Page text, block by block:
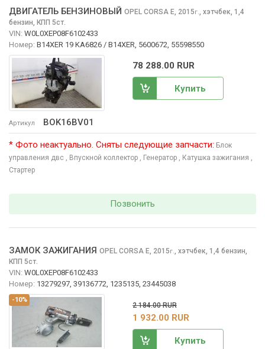
Артикул BOK16BV01
ДВИГАТЕЛЬ БЕНЗИНОВЫЙ OPEL CORSA E, 2015г., хэтчбек, 1,4
бензин, КПП 5ст.
VIN: W0L0XEP08F6102433
Номер: B14XER 19 KA6826 / B14XER, 5600672, 55598550
78 288.00 RUR
Купить
* Фото неактуально. Сняты следующие запчасти: Блок
управления двс
, Впускной коллектор , Генератор , Катушка зажигания
Стартер
Позвонить
-10%
ЗАМОК ЗАЖИГАНИЯ OPEL CORSA E, 2015г., хэтчбек, 1,4 бензин,
КПП 5ст.
VIN: W0L0XEP08F6102433
Номер: 13279297, 39136772, 1235135, 23445038
2 184.00 RUR
1 932.00 RUR
Купить